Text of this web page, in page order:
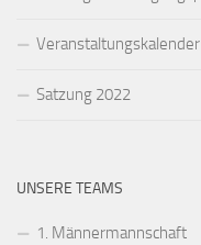
Veranstaltungskalender
Satzung 2022
UNSERE TEAMS
1. Männermannschaft